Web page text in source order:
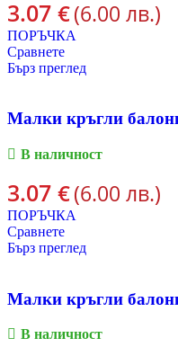
3.07 €(6.00 лв.)
ПОРЪЧКА
Сравнете
Бърз преглед
Малки кръгли
В наличност
3.07 €(6.00 лв.)
ПОРЪЧКА
Сравнете
Бърз преглед
Малки кръгли
В наличност